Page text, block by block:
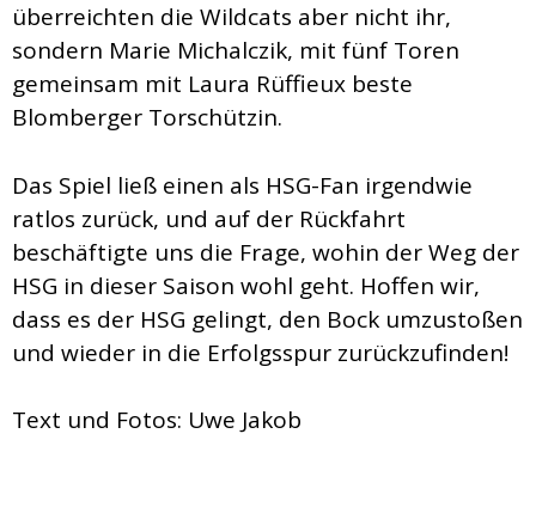
überreichten die Wildcats aber nicht ihr,
sondern Marie Michalczik, mit fünf Toren
gemeinsam mit Laura Rüffieux beste
Blomberger Torschützin.
Das Spiel ließ einen als HSG-Fan irgendwie
ratlos zurück, und auf der Rückfahrt
beschäftigte uns die Frage, wohin der Weg der
HSG in dieser Saison wohl geht. Hoffen wir,
dass es der HSG gelingt, den Bock umzustoßen
und wieder in die Erfolgsspur zurückzufinden!
Text und Fotos: Uwe Jakob